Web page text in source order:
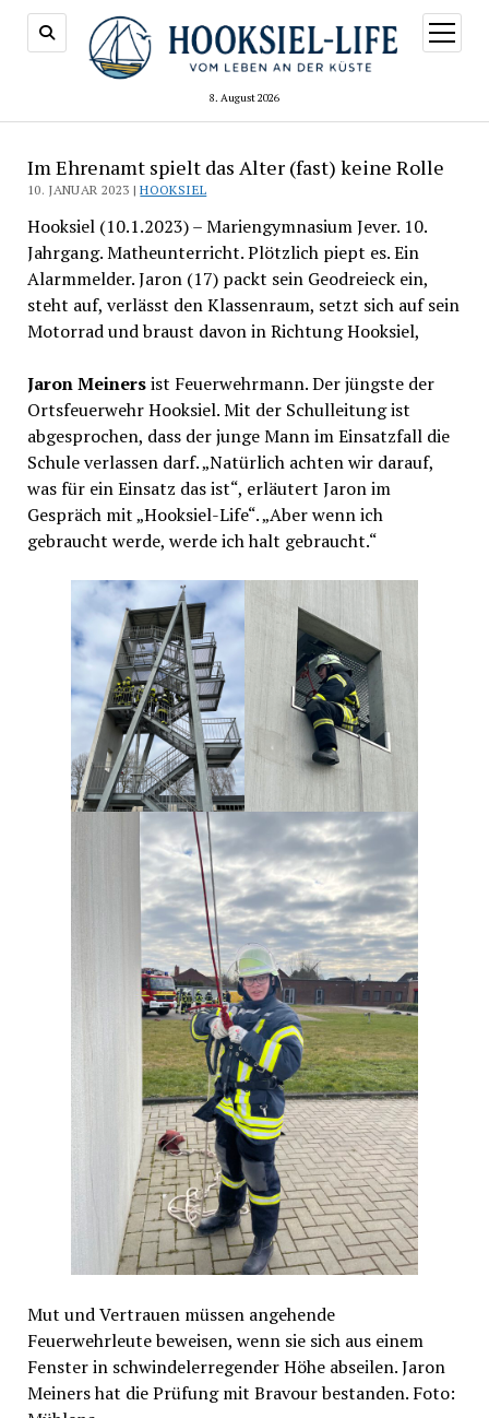
8. August 2026
Menü
öffnen
Im Ehrenamt spielt das Alter (fast) keine Rolle
10. JANUAR 2023 |HOOKSIEL
Hooksiel (10.1.2023) – Mariengymnasium Jever. 10.
Jahrgang. Matheunterricht. Plötzlich piept es. Ein
Alarmmelder. Jaron (17) packt sein Geodreieck ein,
steht auf, verlässt den Klassenraum, setzt sich auf sein
Motorrad und braust davon in Richtung Hooksiel,
Jaron Meinersist Feuerwehrmann. Der jüngste der
Ortsfeuerwehr Hooksiel. Mit der Schulleitung ist
abgesprochen, dass der junge Mann im Einsatzfall die
Schule verlassen darf. „Natürlich achten wir darauf,
was für ein Einsatz das ist“, erläutert Jaron im
Gespräch mit „Hooksiel-Life“. „Aber wenn ich
gebraucht werde, werde ich halt gebraucht.“
Mut und Vertrauen müssen angehende
Feuerwehrleute beweisen, wenn sie sich aus einem
Fenster in schwindelerregender Höhe abseilen. Jaron
Meiners hat die Prüfung mit Bravour bestanden. Foto: